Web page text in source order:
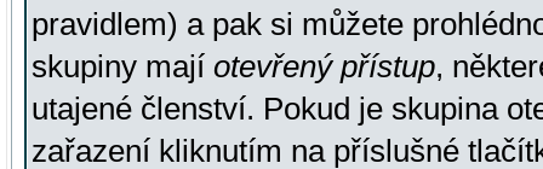
pravidlem) a pak si můžete
skupiny mají otevřený přístup,
utajené členství. Pokud je skupina
zařazení kliknutím na příslušné